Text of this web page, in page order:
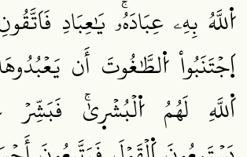
اُ۬للَّهُ بِهِۦ عِبَادَهُۥۚ يَٰعِبَادِ
اَ۪جۡتَنَبُواْ اُ۬لطَّٰغُوتَ أَن يَعۡبُدُوهَا
اَ۬للَّهِ لَهُمُ اُ۬لۡبُشۡر۪يٰۚ فَبَشِّرۡ